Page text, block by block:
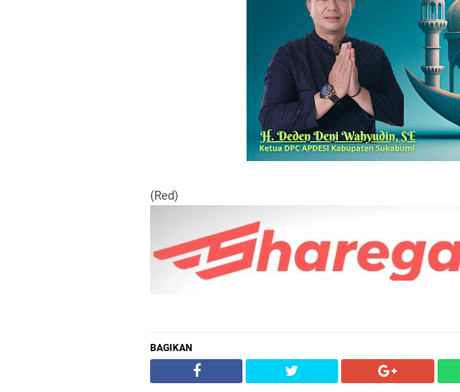
(Red)
BAGIKAN